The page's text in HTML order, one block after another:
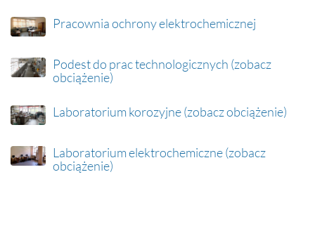
Pracownia ochrony elektrochemicznej
Podest do prac technologicznych (zobacz
obciążenie)
Laboratorium korozyjne (zobacz obciążenie)
Laboratorium elektrochemiczne (zobacz
obciążenie)